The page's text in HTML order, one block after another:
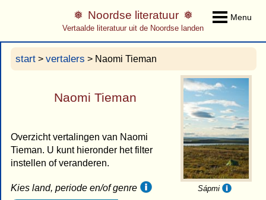
Menu
Noordse literatuur
Vertaalde literatuur uit de Noordse landen
start > vertalers > Naomi Tieman
Sápmi
Naomi Tieman
Overzicht vertalingen van Naomi
Tieman. U kunt hieronder het filter
instellen of veranderen.
Kies land, periode en/of genre